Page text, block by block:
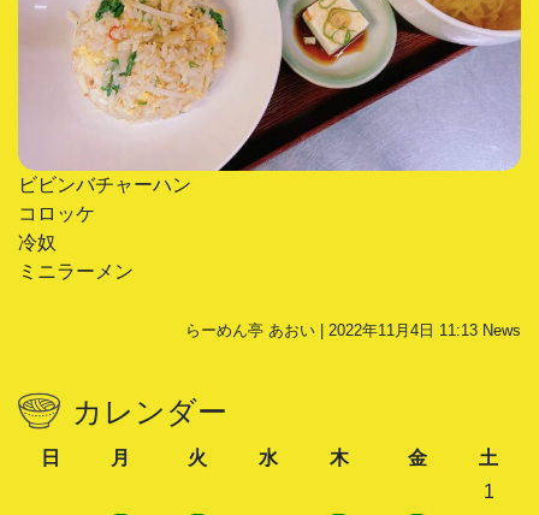
ビビンバチャーハン
コロッケ
冷奴
ミニラーメン
らーめん亭 あおい | 2022年11月4日 11:13 News
カレンダー
日 月 火 水 木 金
土
1